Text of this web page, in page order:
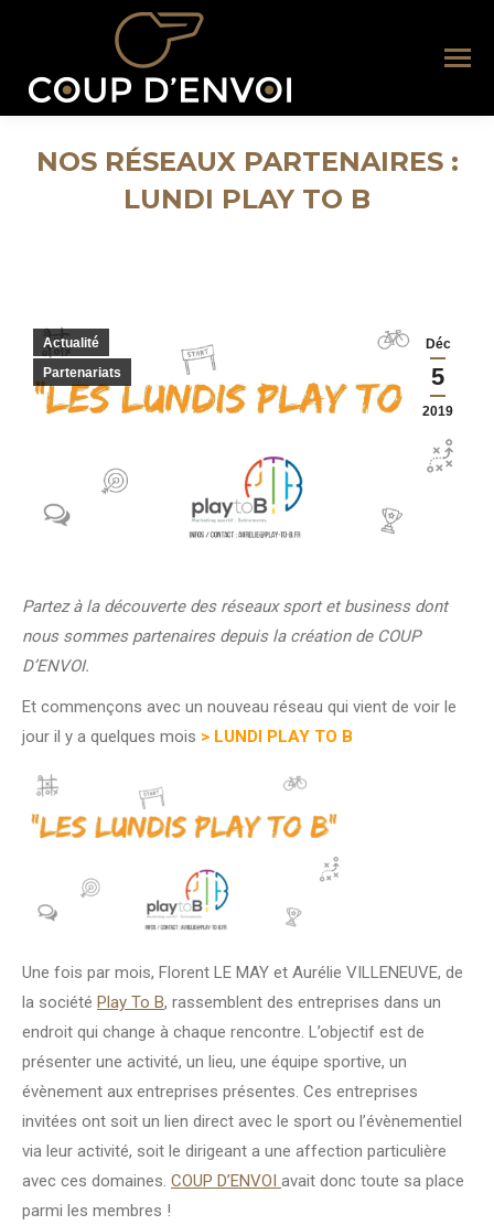
NOS RÉSEAUX PARTENAIRES :
LUNDI PLAY TO B
Déc
5
2019
Actualité
Partenariats
Partez à la découverte des réseaux sport et business dont
nous sommes partenaires depuis la création de COUP
D’ENVOI.
Et commençons avec un nouveau réseau qui vient de voir le
jour il y a quelques mois > LUNDI PLAY TO B
Une fois par mois, Florent LE MAY et Aurélie VILLENEUVE, de
la société Play To B, rassemblent des entreprises dans un
endroit qui change à chaque rencontre. L’objectif est de
présenter une activité, un lieu, une équipe sportive, un
évènement aux entreprises présentes. Ces entreprises
invitées ont soit un lien direct avec le sport ou l’évènementiel
via leur activité, soit le dirigeant a une affection particulière
avec ces domaines. COUP D’ENVOI avait donc toute sa place
parmi les membres !